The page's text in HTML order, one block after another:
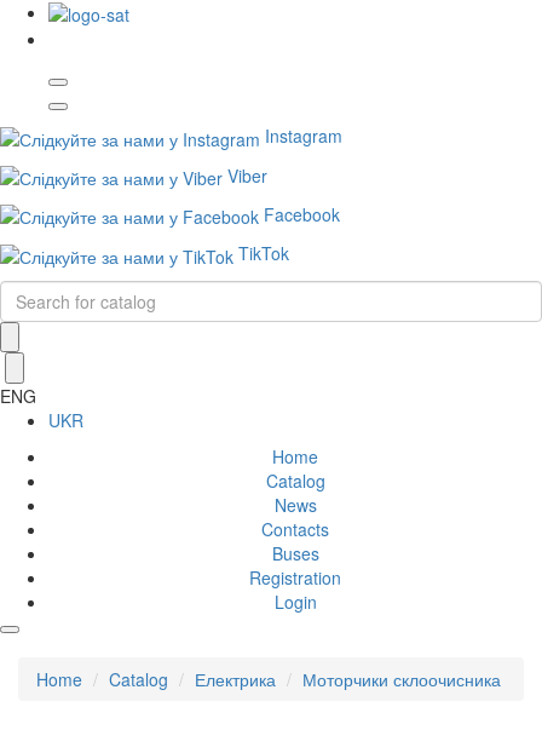
Instagram
Viber
Facebook
TikTok
ENG
UKR
Home
Catalog
News
Contacts
Buses
Registration
Login
Home Catalog Електрика Моторчики склоочисника